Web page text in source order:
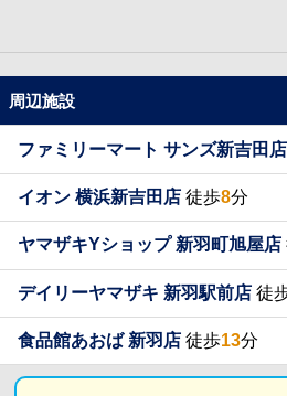
周辺施設
ファミリーマート サンズ新吉田店
イオン 横浜新吉田店 徒歩8分
ヤマザキYショップ 新羽町旭屋店
デイリーヤマザキ 新羽駅前店 徒
食品館あおば 新羽店 徒歩13分